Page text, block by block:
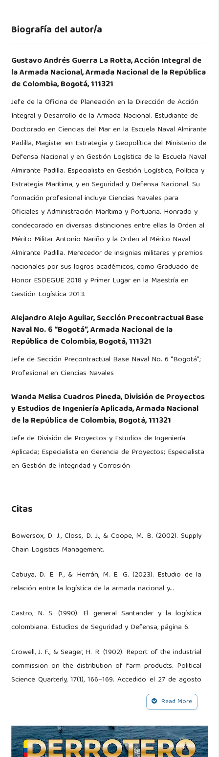
Biografía del autor/a
Gustavo Andrés Guerra La Rotta,Acción Integral de
la Armada Nacional, Armada Nacional de la República
de Colombia, Bogotá, 111321
Jefe de la Oficina de Planeación en la Dirección de Acción
Integral y Desarrollo de la Armada Nacional. Estudiante de
Doctorado en Ciencias del Mar en la Escuela Naval Almirante
Padilla, Magister en Estrategia y Geopolítica del Ministerio de
Defensa Nacional y en Gestión Logística de la Escuela Naval
Almirante Padilla. Especialista en Gestión Logística, Política y
Estrategia Marítima, y en Seguridad y Defensa Nacional. Su
formación profesional incluye Ciencias Navales para
Oficiales y Administración Marítima y Portuaria. Honrado y
condecorado en diversas distinciones entre ellas la Orden al
Mérito Militar Antonio Nariño y la Orden al Mérito Naval
Almirante Padilla. Merecedor de insignias militares y premios
nacionales por sus logros académicos, como Graduado de
Honor ESDEGUE 2018 y Primer Lugar en la Maestría en
Gestión Logística 2013.
Alejandro Alejo Aguilar,Sección Precontractual Base
Naval No. 6 “Bogotá”, Armada Nacional de la
República de Colombia, Bogotá, 111321
Jefe de Sección Precontractual Base Naval No. 6 “Bogotá”;
Profesional en Ciencias Navales
Wanda Melisa Cuadros Pineda,División de Proyectos
y Estudios de Ingeniería Aplicada, Armada Nacional
de la República de Colombia, Bogotá, 111321
Jefe de División de Proyectos y Estudios de Ingeniería
Aplicada; Especialista en Gerencia de Proyectos; Especialista
en Gestión de Integridad y Corrosión
Citas
Bowersox, D. J., Closs, D. J., & Coope, M. B. (2002). Supply
Chain Logistics Management.
Cabuya, D. E. P., & Herrán, M. E. G. (2023). Estudio de la
relación entre la logística de la armada nacional y...
Castro, N. S. (1990). El general Santander y la logística
colombiana. Estudios de Seguridad y Defensa, página 6.
Crowell, J. F., & Seager, H. R. (1902). Report of the industrial
commission on the distribution of farm products. Political
Science Quarterly, 17(1), 166–169. Accedido el 27 de agosto
http://www.jstor.org/stable/2140390.
de C. ARC, A. N., Polanco, L. D. V., Vargas, J. A. P., Álvarez,
Read More